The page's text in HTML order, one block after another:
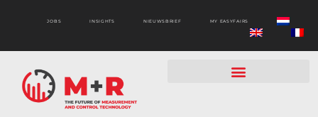
JOBS INSIGHTS NIEUWSBRIEF MY EASYFAIRS